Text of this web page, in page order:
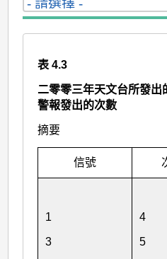
表 4.3
二零零三年天文台所發出
警報發出的次數
摘要
信號
1
3
4
5